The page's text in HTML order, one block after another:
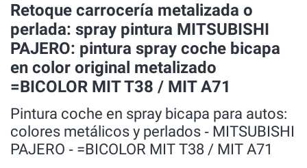
Retoque carrocería metalizada o
perlada: spray pintura MITSUBISHI
PAJERO: pintura spray coche bicapa
en color original metalizado
=BICOLOR MIT T38 / MIT A71
Pintura coche en spray bicapa para autos:
colores metálicos y perlados ‐ MITSUBISHI
PAJERO ‐ =BICOLOR MIT T38 / MIT A71